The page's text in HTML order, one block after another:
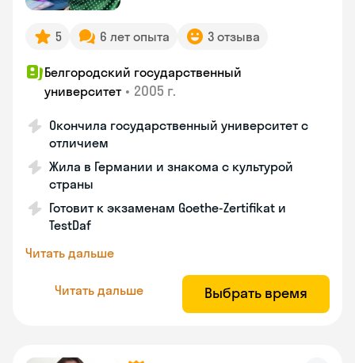
5 6 лет опыта 3 отзыва
Белгородский государственный
университет • 2005 г.
Окончила государственный университет с
отличием
Жила в Германии и знакома с культурой
страны
Готовит к экзаменам Goethe-Zertifikat и
TestDaf
Читать дальше
Читать дальше Выбрать время